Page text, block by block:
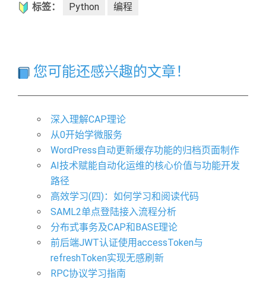
标签： Python 编程
您可能还感兴趣的文章！
深入理解CAP理论
从0开始学微服务
WordPress自动更新缓存功能的归档页面制作
AI技术赋能自动化运维的核心价值与功能开发
路径
高效学习(四)：如何学习和阅读代码
SAML2单点登陆接入流程分析
分布式事务及CAP和BASE理论
前后端JWT认证使用accessToken与
refreshToken实现无感刷新
RPC协议学习指南